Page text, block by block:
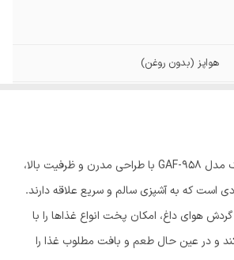
هواپز (بدون روغن)
100 سانتی متر
مشکی
سرخ‌کن ۸ لیتری گوسونیک مدل GAF-958 با طراحی مدرن و ظرفیت بالا،
است که به آشپزی سالم و سریع علاقه دارند.
گردش هوای داغ، امکان پخت انواع غذاها را با
و در عین حال طعم و بافت مطلوب غذا را